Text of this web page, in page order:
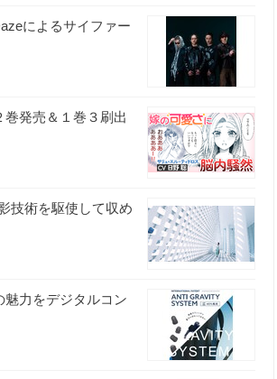
によるサイファー
巻発売＆１巻３刷出
技術を駆使して収め
力をデジタルコン